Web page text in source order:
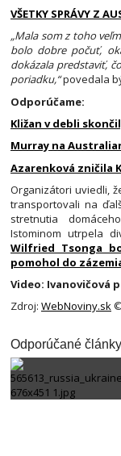
VŠETKY SPRÁVY Z
„Mala som z toho
bolo dobre počuť,
dokázala predstaviť,
poriadku,“povedala
Odporúčame:
Kližan v debli
Murray na
Azarenková zničila
Organizátori uviedli,
transportovali na
stretnutia
Istominom utrpela
Wilfried Tsonga
pomohol do
Video: Ivanovičová
Zdroj: WebNoviny.sk
Odporúčané články